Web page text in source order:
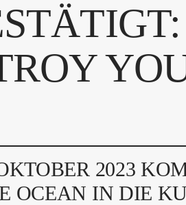
2023
OCEAN IN DIE